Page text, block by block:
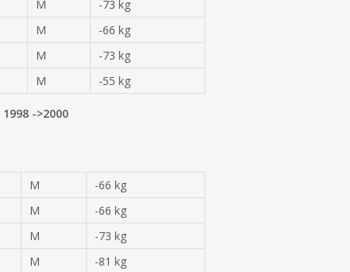
M
-73 kg
M
-66 kg
M
-73 kg
M -55 kg
1998 ->2000
M
-66 kg
M
-66 kg
M
-73 kg
M
-81 kg